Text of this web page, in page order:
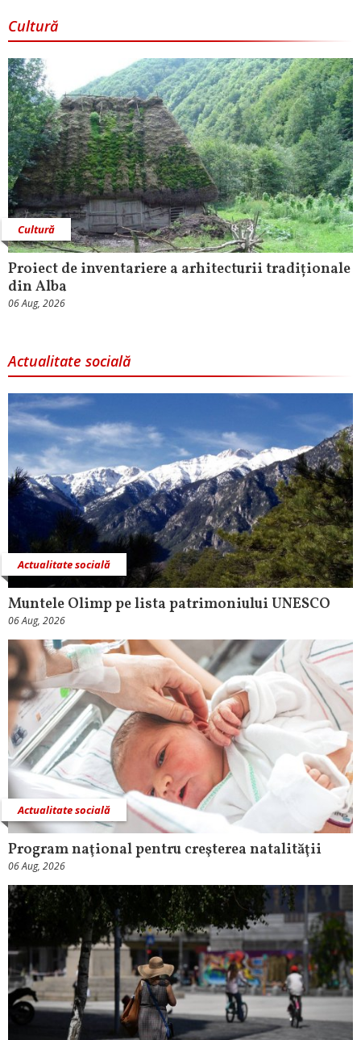
Cultură
Cultură
Proiect de inventariere a arhitecturii tradiționale
din Alba
06 Aug, 2026
Actualitate socială
Actualitate socială
Muntele Olimp pe lista patrimoniului UNESCO
06 Aug, 2026
Actualitate socială
Program naţional pentru creşterea natalităţii
06 Aug, 2026